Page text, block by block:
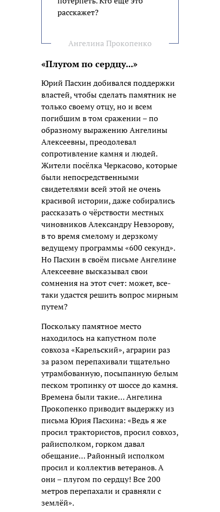
расскажет?
Ангелина Прокопенко
«Плугом по сердцу...»
Юрий Пасхин добивался поддержки
властей, чтобы сделать памятник не
только своему отцу, но и всем
погибшим в том сражении – по
образному выражению Ангелины
Алексеевны, преодолевал
сопротивление камня и людей.
Жители посёлка Черкасово, которые
были непосредственными
свидетелями всей этой не очень
красивой истории, даже собирались
рассказать о чёрствости местных
чиновников Александру Невзорову,
в то время смелому и дерзкому
ведущему программы «600 секунд».
Но Пасхин в своём письме Ангелине
Алексеевне высказывал свои
сомнения на этот счет: может, все-
таки удастся решить вопрос мирным
путем?
Поскольку памятное место
находилось на капустном поле
совхоза «Карельский», аграрии раз
за разом перепахивали тщательно
утрамбованную, посыпанную белым
песком тропинку от шоссе до камня.
Времена были такие… Ангелина
Прокопенко приводит выдержку из
письма Юрия Пасхина: «Ведь я же
просил трактористов, просил совхоз,
райисполком, горком давал
обещание… Районный исполком
просил и коллектив ветеранов. А
они – плугом по сердцу! Все 200
метров перепахали и сравняли с
землёй».